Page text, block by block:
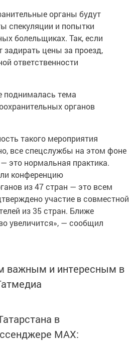
органы будут
спекуляции и попытки
болельщиках. Так, если
задирать цены за проезд,
ответственности
поднималась тема
органов
такого мероприятия
все спецслужбы на этом фоне
это нормальная практика.
конференцию
из 47 стран — это всем
участие в совместной
из 35 стран. Ближе
увеличится», — сообщил
важным и интересным в
в
MАХ: